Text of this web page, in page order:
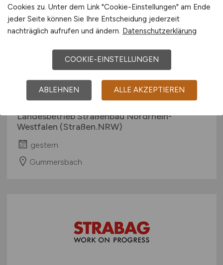
Bauingenieur*in im Betrieb von
Straßen und Radwegen(m/w/d)
Landesbetrieb Straßenbau Nordrhein-
Westfalen (Straßen.NRW)
gestern
Gummersbach
Cookies zu. Unter dem Link "Cookie-Einstellungen" am Ende
jeder Seite können Sie Ihre Entscheidung jederzeit
nachträglich aufrufen und ändern. Datenschutzerklärung
COOKIE-EINSTELLUNGEN
ABLEHNEN ALLE AKZEPTIEREN